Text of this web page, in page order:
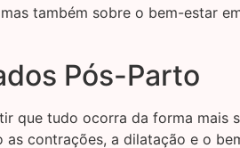
também sobre o bem-estar
Pós-Parto
que tudo ocorra da forma mais
contrações, a dilatação e o